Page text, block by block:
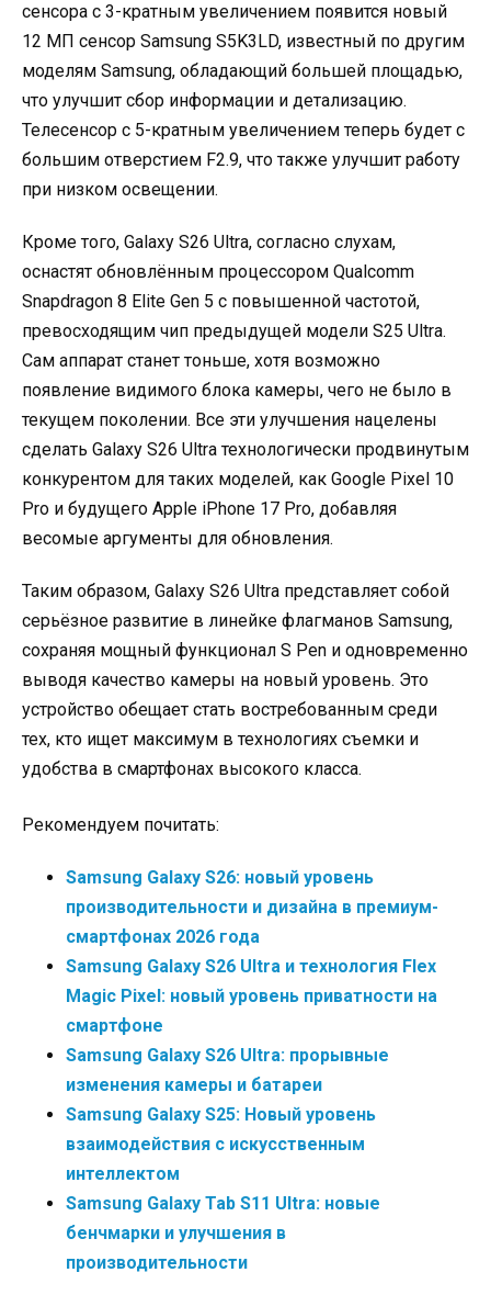
сенсора с 3-кратным увеличением появится новый
12 МП сенсор Samsung S5K3LD, известный по другим
моделям Samsung, обладающий большей площадью,
что улучшит сбор информации и детализацию.
Телесенсор с 5-кратным увеличением теперь будет с
большим отверстием F2.9, что также улучшит работу
при низком освещении.
Кроме того, Galaxy S26 Ultra, согласно слухам,
оснастят обновлённым процессором Qualcomm
Snapdragon 8 Elite Gen 5 с повышенной частотой,
превосходящим чип предыдущей модели S25 Ultra.
Сам аппарат станет тоньше, хотя возможно
появление видимого блока камеры, чего не было в
текущем поколении. Все эти улучшения нацелены
сделать Galaxy S26 Ultra технологически продвинутым
конкурентом для таких моделей, как Google Pixel 10
Pro и будущего Apple iPhone 17 Pro, добавляя
весомые аргументы для обновления.
Таким образом, Galaxy S26 Ultra представляет собой
серьёзное развитие в линейке флагманов Samsung,
сохраняя мощный функционал S Pen и одновременно
выводя качество камеры на новый уровень. Это
устройство обещает стать востребованным среди
тех, кто ищет максимум в технологиях съемки и
удобства в смартфонах высокого класса.
Рекомендуем почитать:
Samsung Galaxy S26: новый уровень
производительности и дизайна в премиум-
смартфонах 2026 года
Samsung Galaxy S26 Ultra и технология Flex
Magic Pixel: новый уровень приватности на
смартфоне
Samsung Galaxy S26 Ultra: прорывные
изменения камеры и батареи
Samsung Galaxy S25: Новый уровень
взаимодействия с искусственным
интеллектом
Samsung Galaxy Tab S11 Ultra: новые
бенчмарки и улучшения в
производительности